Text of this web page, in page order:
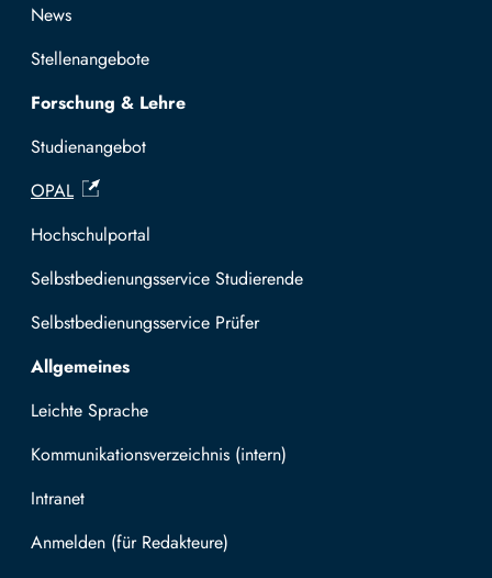
News
Stellenangebote
Forschung & Lehre
Studienangebot
OPAL
Hochschulportal
Selbstbedienungsservice Studierende
Selbstbedienungsservice Prüfer
Allgemeines
Leichte Sprache
Kommunikationsverzeichnis (intern)
Intranet
Mit TUBAF Login anmelden